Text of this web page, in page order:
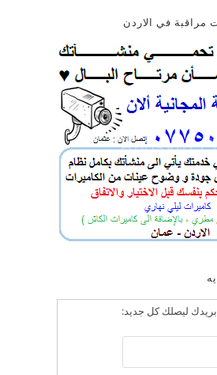
مراقبة في الاردن
ليصلك كل جديد: